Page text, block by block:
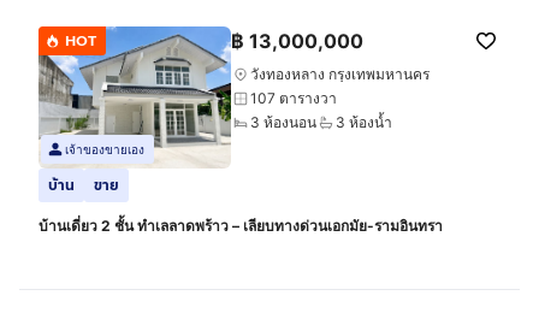
HOT
เจ้าของขายเอง
฿ 13,000,000
วังทองหลาง กรุงเทพมหานคร
107 ตารางวา
3 ห้องนอน
3 ห้องน้ำ
บ้าน ขาย
บ้านเดี่ยว 2 ชั้น ทำเลลาดพร้าว – เลียบทางด่วนเอกมัย-รามอินทรา